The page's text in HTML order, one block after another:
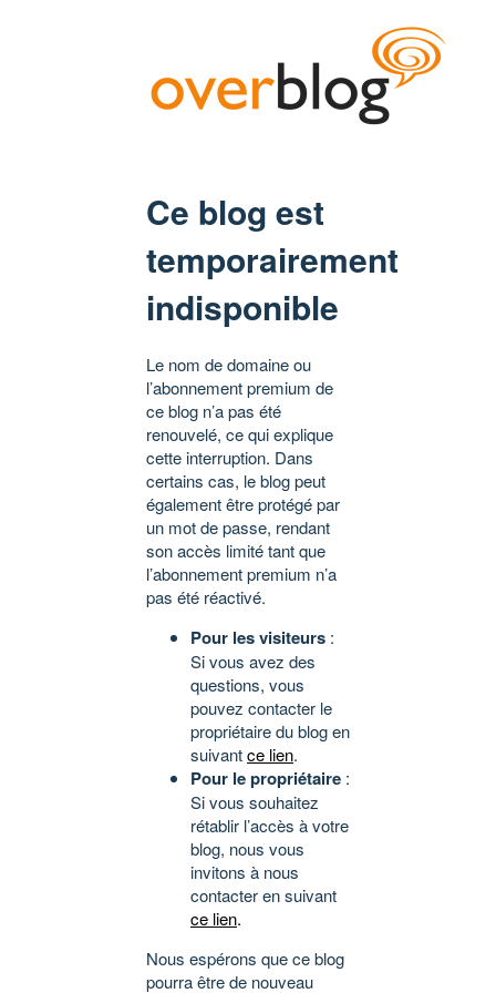
Ce blog est
temporairement
indisponible
Le nom de domaine ou
l’abonnement premium de
ce blog n’a pas été
renouvelé, ce qui explique
cette interruption. Dans
certains cas, le blog peut
également être protégé par
un mot de passe, rendant
son accès limité tant que
l’abonnement premium n’a
pas été réactivé.
Pour les visiteurs :
Si vous avez des
questions, vous
pouvez contacter le
propriétaire du blog en
suivantce lien.
Pour le propriétaire :
Si vous souhaitez
rétablir l’accès à votre
blog, nous vous
invitons à nous
contacter en suivant
ce lien.
Nous espérons que ce blog
pourra être de nouveau